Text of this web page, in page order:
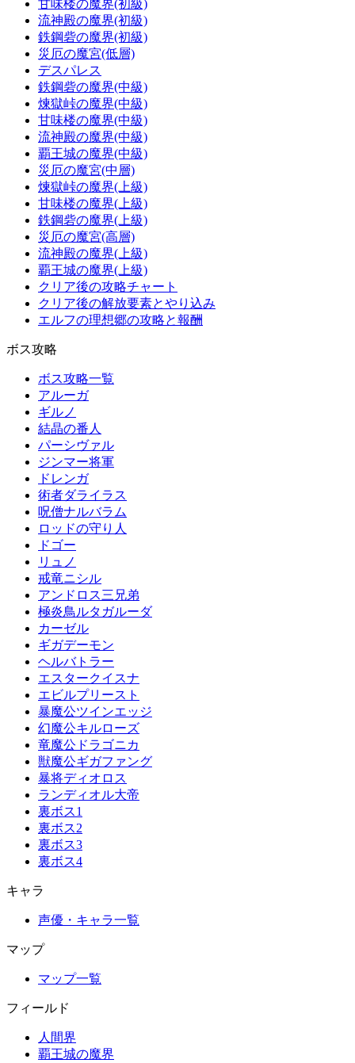
甘味楼の魔界(初級)
流神殿の魔界(初級)
鉄鋼砦の魔界(初級)
災厄の魔宮(低層)
デスパレス
鉄鋼砦の魔界(中級)
煉獄峠の魔界(中級)
甘味楼の魔界(中級)
流神殿の魔界(中級)
覇王城の魔界(中級)
災厄の魔宮(中層)
煉獄峠の魔界(上級)
甘味楼の魔界(上級)
鉄鋼砦の魔界(上級)
災厄の魔宮(高層)
流神殿の魔界(上級)
覇王城の魔界(上級)
クリア後の攻略チャート
クリア後の解放要素とやり込み
エルフの理想郷の攻略と報酬
ボス攻略
ボス攻略一覧
アルーガ
ギルノ
結晶の番人
パーシヴァル
ジンマー将軍
ドレンガ
術者ダライラス
呪僧ナルバラム
ロッドの守り人
ドゴー
リュノ
戒竜ニシル
アンドロス三兄弟
極炎鳥ルタガルーダ
カーゼル
ギガデーモン
ヘルバトラー
エスタークイスナ
エビルプリースト
暴魔公ツインエッジ
幻魔公キルローズ
竜魔公ドラゴニカ
獣魔公ギガファング
暴将ディオロス
ランディオル大帝
裏ボス1
裏ボス2
裏ボス3
裏ボス4
キャラ
声優・キャラ一覧
マップ
マップ一覧
フィールド
人間界
覇王城の魔界